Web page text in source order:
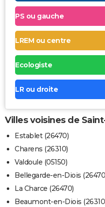
PS ou gauche
LREM ou centre
Ecologiste
LR ou droite
Villes voisines de
Establet (26470)
Charens (26310)
Valdoule (05150)
Bellegarde-en-Diois
La Charce (26470)
Beaumont-en-Diois